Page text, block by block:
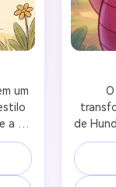
um
a
de
estilo